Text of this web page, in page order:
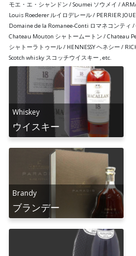
モエ・エ・シャンドン / Soumei ソウメイ /
Louis Roederer ルイロデレール / PERRIER
Domaine de la Romanee-Conti ロマネコンテ
Chateau Mouton シャトームートン / Chateau
シャトーラトゥール / HENNESSY ヘネシー /
Scotch whisky スコッチウイスキー , etc.
Whiskey
ウイスキー
Brandy
ブランデー